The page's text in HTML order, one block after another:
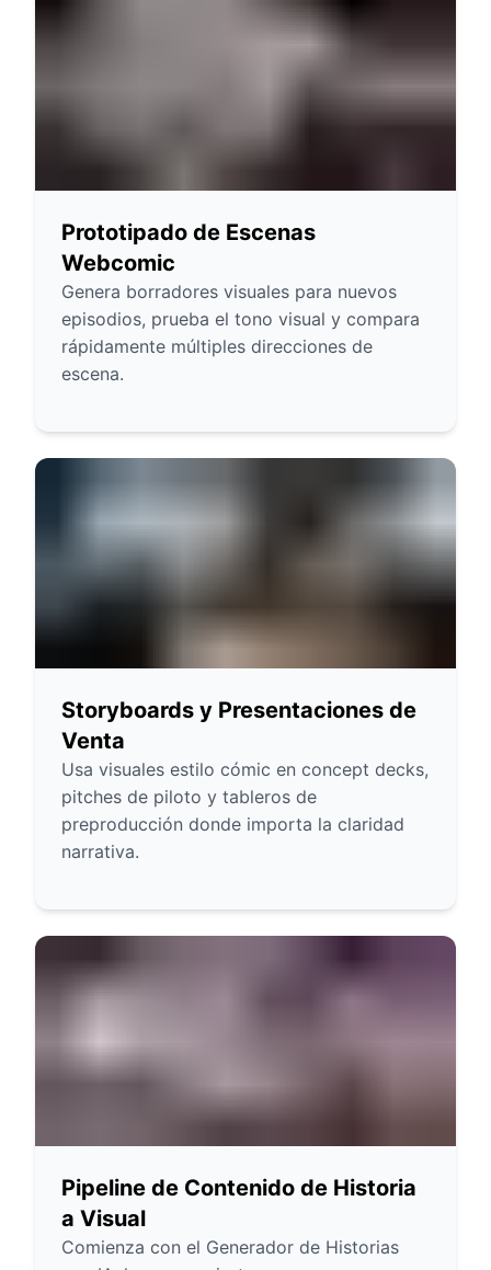
Prototipado de Escenas
Webcomic
Genera borradores visuales para nuevos
episodios, prueba el tono visual y compara
rápidamente múltiples direcciones de
escena.
Storyboards y Presentaciones de
Venta
Usa visuales estilo cómic en concept decks,
pitches de piloto y tableros de
preproducción donde importa la claridad
narrativa.
Pipeline de Contenido de Historia
a Visual
Comienza con el Generador de Historias